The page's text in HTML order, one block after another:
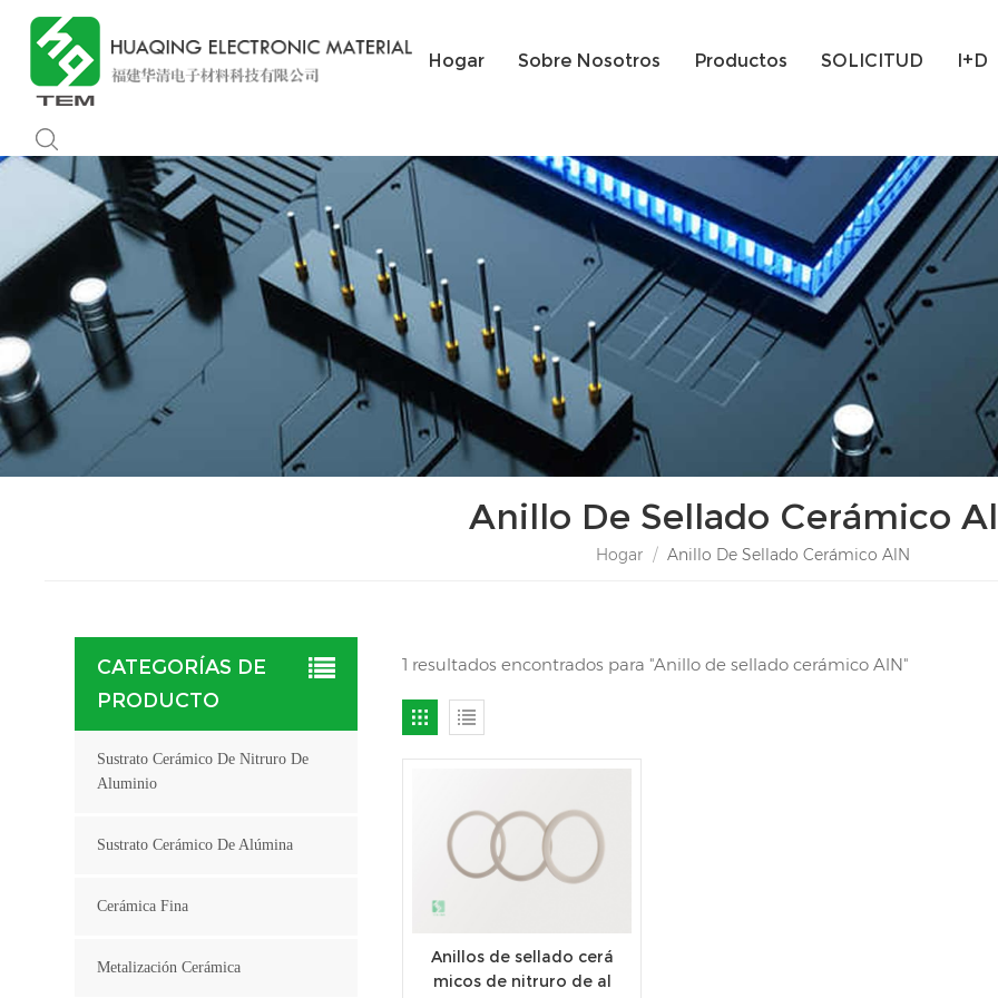
Hogar Sobre Nosotros Productos SOLICITUD I+D
Anillo De Sellado Cerámico
Hogar / Anillo De Sellado Cerámico AlN
1 resultados encontrados para "Anillo de sellado cerámico AlN"
Anillos de sellado cerá
micos de nitruro de al
CATEGORÍAS DE
PRODUCTO
Sustrato Cerámico De Nitruro De
Aluminio
Sustrato Cerámico De Alúmina
Cerámica Fina
Metalización Cerámica